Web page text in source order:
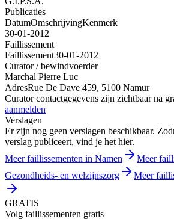
Publicaties
DatumOmschrijvingKenmerk
30-01-2012
Faillissement
Faillissement30-01-2012
Curator / bewindvoerder
Marchal Pierre Luc
AdresRue De Dave 459, 5100 Namur
Curator contactgegevens zijn zichtbaar na
aanmelden
Verslagen
Er zijn nog geen verslagen beschikbaar.
verslag publiceert, vind je het hier.
Meer faillissementen in Namen
Meer
Gezondheids- en welzijnszorg
Meer
GRATIS
Volg faillissementen gratis